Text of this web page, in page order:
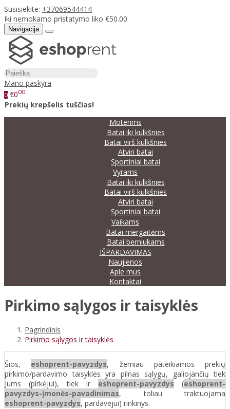
Susisiekite: +37069544414
Iki nemokamo pristatymo liko €50.00
Navigacija
Mano paskyra
0 €000
Prekių krepšelis tuščias!
Moterims
Batai iki kulkšnies
Batai virš kulkšnies
Atviri batai
Sportiniai batai
Vyrams
Batai iki kulkšnies
Batai virš kulkšnies
Atviri batai
Sportiniai batai
Vaikams
Batai mergaitėms
Batai berniukams
IŠPARDAVIMAS
Naujienos
Apie mus
Kontaktai
Pirkimo sąlygos ir taisyklės
Pagrindinis
Pirkimo sąlygos ir taisyklės
Šios, eshoprent-pavyzdys, žemiau pateikiamos prekių
pirkimo/pardavimo taisyklės yra pilnas sąlygų, galiojančių tiek
Jums (pirkėjui), tiek ir eshoprent-pavyzdys (eshoprent-
pavyzdys-įmonės-pavadinimas, toliau traktuojama
eshoprent-pavyzdys, pardavėjui) rinkinys.